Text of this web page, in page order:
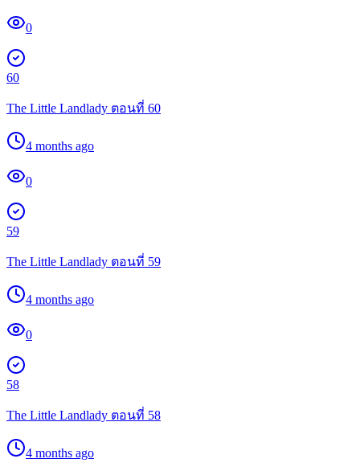
0
60
The Little Landlady ตอนที่ 60
4 months ago
0
59
The Little Landlady ตอนที่ 59
4 months ago
0
58
The Little Landlady ตอนที่ 58
4 months ago